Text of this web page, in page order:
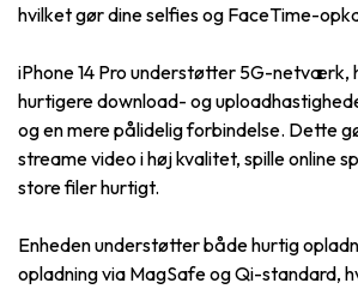
hvilket gør dine selfies og FaceTime-
iPhone 14 Pro understøtter 5G-netværk,
hurtigere download- og
og en mere pålidelig forbindelse. Dette
streame video i høj kvalitet, spille online
store filer hurtigt.
Enheden understøtter både hurtig
opladning via MagSafe og Qi-standard,